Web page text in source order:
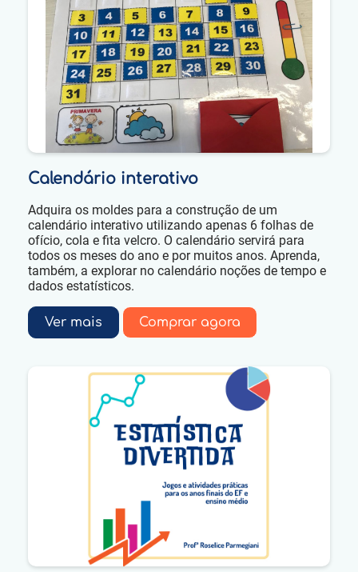
Calendário interativo
Adquira os moldes para a construção de um
calendário interativo utilizando apenas 6 folhas de
ofício, cola e fita velcro. O calendário servirá para
todos os meses do ano e por muitos anos. Aprenda,
também, a explorar no calendário noções de tempo e
dados estatísticos.
Ver mais Comprar agora